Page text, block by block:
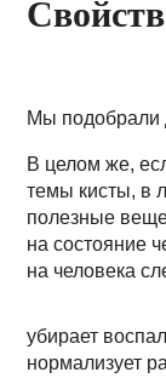
Мы подобрали
В целом же,
темы кисты, в
полезные
на состояние
на человека
убирает
нормализует